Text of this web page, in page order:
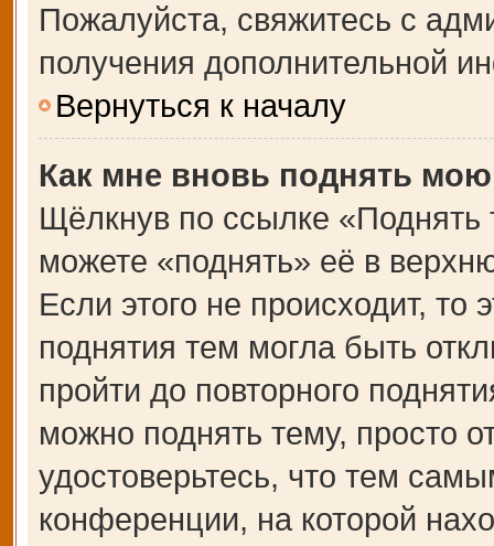
Пожалуйста, свяжитесь с
получения дополнительной
Вернуться к началу
Как мне вновь поднять
Щёлкнув по ссылке
можете «поднять» её в
Если этого не происходит, то
поднятия тем могла быть
пройти до повторного
можно поднять тему, просто
удостоверьтесь, что тем
конференции, на которой